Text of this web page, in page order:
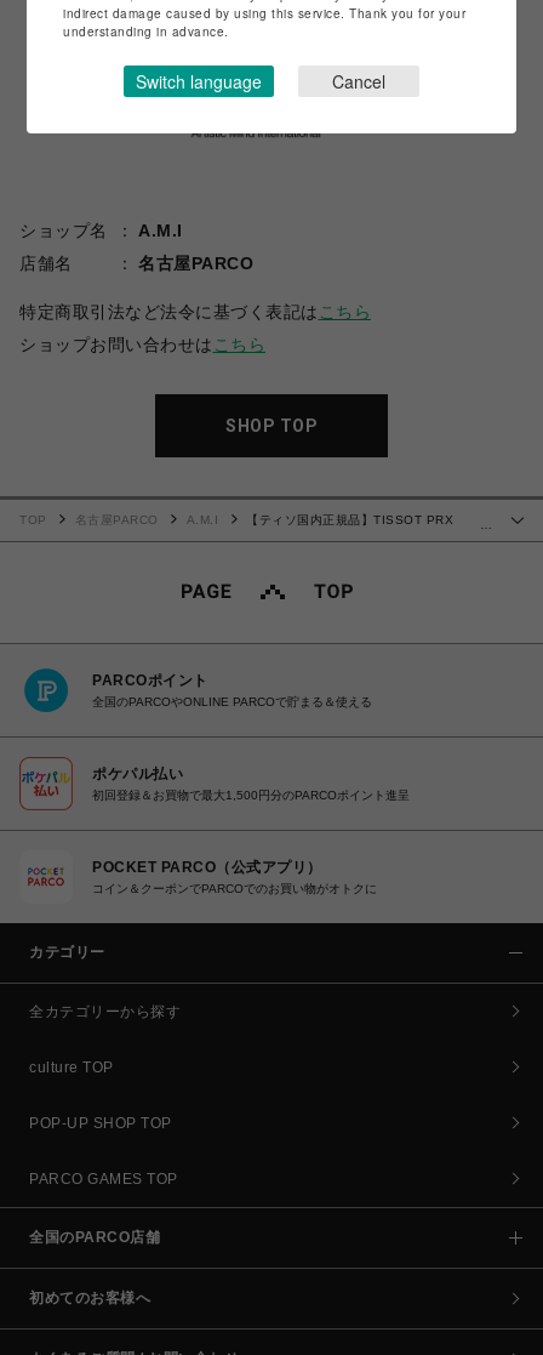
ショップ名
A.M.I
店舗名
名古屋PARCO
特定商取引法など法令に基づく表記は こちら
ショップお問い合わせは こちら
SHOP TOP
…
TOP 名古屋PARCO A.M.I
【ティソ国内正規品】TISSOT PRX
PARCOポイント
全国のPARCOやONLINE PARCOで貯まる＆使える
ポケパル払い
初回登録＆お買物で最大1,500円分のPARCOポイント進呈
POCKET PARCO（公式アプリ）
コイン＆クーポンでPARCOでのお買い物がオトクに
カテゴリー
全カテゴリーから探す
culture TOP
POP-UP SHOP TOP
PARCO GAMES TOP
全国のPARCO店舗
初めてのお客様へ
indirect damage caused by using this service. Thank you for your
understanding in advance.
Switch language Cancel